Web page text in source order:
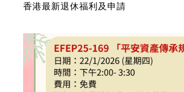
香港最新退休福利及申請